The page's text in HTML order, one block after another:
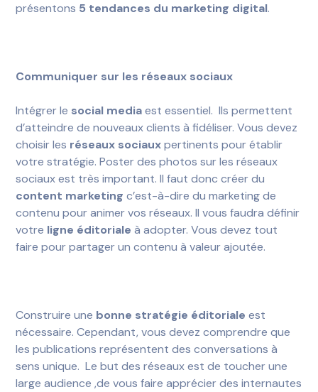
présentons 5 tendances du marketing digital.
Communiquer sur les réseaux sociaux
Intégrer le social mediaest essentiel. Ils permettent
d’atteindre de nouveaux clients à fidéliser. Vous devez
choisir les réseaux sociauxpertinents pour établir
votre stratégie. Poster des photos sur les réseaux
sociaux est très important. Il faut donc créer du
content marketing c’est-à-dire du marketing de
contenu pour animer vos réseaux. Il vous faudra définir
votre ligne éditoriale à adopter. Vous devez tout
faire pour partager un contenu à valeur ajoutée.
Construire une bonne stratégie éditorialeest
nécessaire. Cependant, vous devez comprendre que
les publications représentent des conversations à
sens unique. Le but des réseaux est de toucher une
large audience ,de vous faire apprécier des internautes